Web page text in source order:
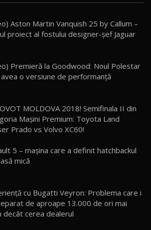
16:59
Noua Mazda 6e / Test Drive AutoBlog.MD
26:59
Lynk & Co 01 / Test Drive AutoBlog.MD
25:19
ZEEKR 009: Cel mai Performant și Confortabil
Van Electric Testat în Moldova / AutoBlog.MD
26:38
mai Exclusiv și Puternic Defender Testat în
Moldova
32:21
AutoBlog.MD
10:57
Aston Martin Vanquish 25 by Callum –
proiect al fostului designer-șef Jaguar
Premieră la Goodwood: Noul Polestar
o versiune de performanță
MOLDOVA 2018! Semifinala II din
Maşini Premium: Toyota Land
Prado vs Volvo XC60!
5 – mașina care a definit hatchbackul
mică
cu Bugatti Veyron: Problema care i
de aproape 13.000 de ori mai
decât cerea dealerul